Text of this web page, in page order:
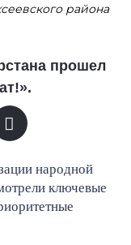
района
прошел
народной
ключевые